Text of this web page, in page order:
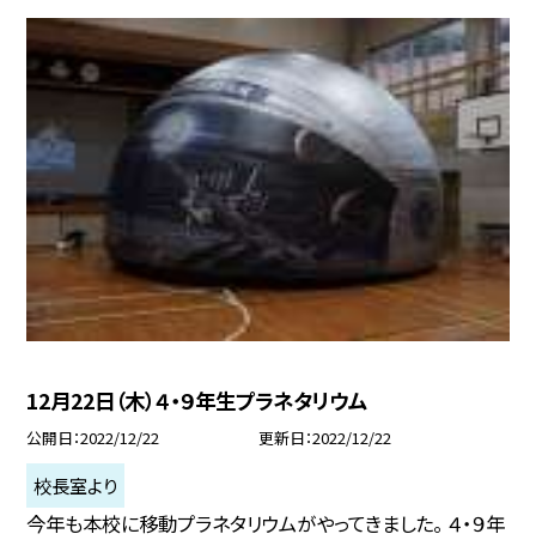
12月22日（木）４・９年生プラネタリウム
公開日 2022/12/22 更新日 2022/12/22
校長室より
今年も本校に移動プラネタリウムがやってきました。 ４・９年